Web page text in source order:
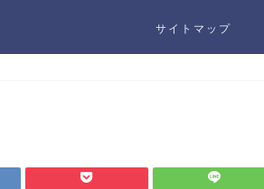
サイトマップ